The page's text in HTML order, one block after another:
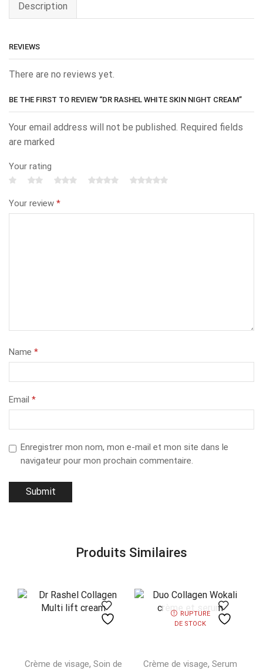
Description
REVIEWS
There are no reviews yet.
BE THE FIRST TO REVIEW “DR RASHEL WHITE SKIN NIGHT CREAM”
Your email address will not be published. Required fields
are marked
Your rating
Your review *
Name *
Email *
Enregistrer mon nom, mon e-mail et mon site dans le
navigateur pour mon prochain commentaire.
Produits Similaires
Crème de visage, Soin de
RUPTURE
DE STOCK
Crème de visage, Serum